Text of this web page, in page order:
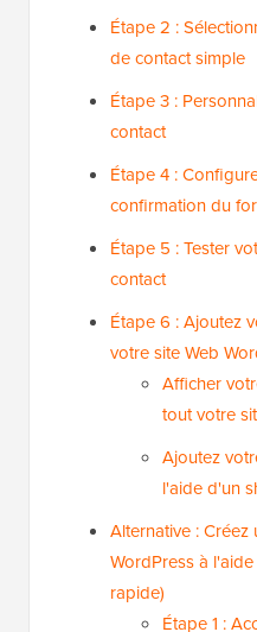
Étape 2 :
de contact simple
Étape 3 :
contact
Étape 4 :
confirmation du
Étape 5 : Tester
contact
Étape 6 : Ajoutez
votre site Web
Afficher
tout votre
Ajoutez
l'aide d'un
Alternative :
WordPress à
rapide)
Étape 1 :